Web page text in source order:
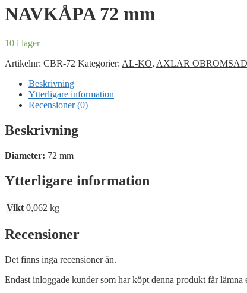
NAVKÅPA 72 mm
10 i lager
Artikelnr: CBR-72 Kategorier: AL-KO, AXLAR OBROMSAD
Beskrivning
Ytterligare information
Recensioner (0)
Beskrivning
Diameter: 72 mm
Ytterligare information
Vikt 0,062 kg
Recensioner
Det finns inga recensioner än.
Endast inloggade kunder som har köpt denna produkt får lämna